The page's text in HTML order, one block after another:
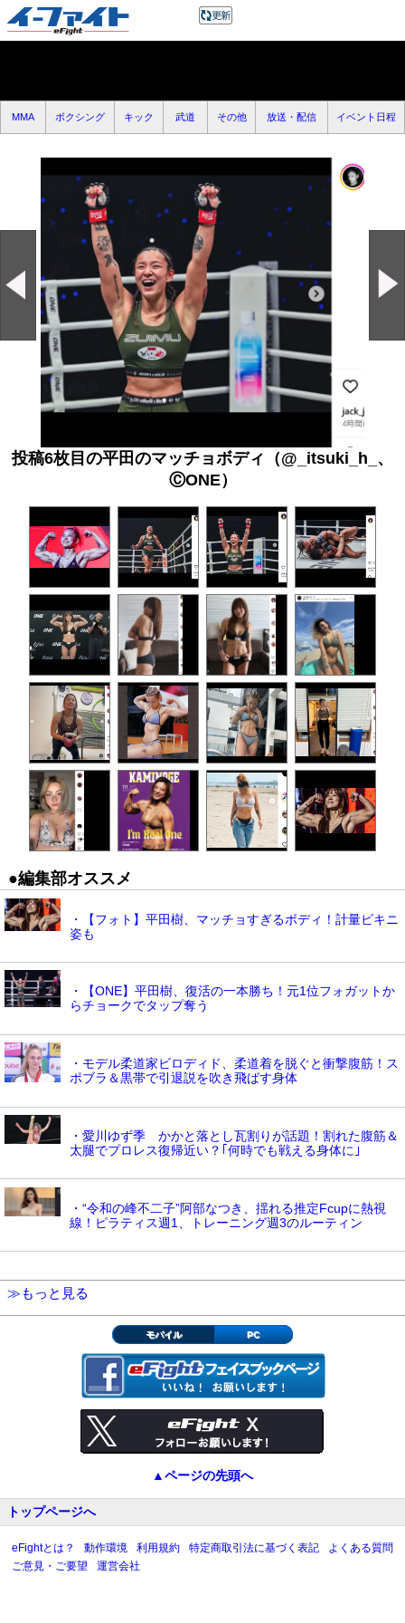
MMA ボクシング キック 武道 その他 放送・配信 イベント日程
投稿6枚目の平田のマッチョボディ（@_itsuki_h_、
ⒸONE）
●編集部オススメ
・【フォト】平田樹、マッチョすぎるボディ！計量ビキニ
姿も
・【ONE】平田樹、復活の一本勝ち！元1位フォガットか
らチョークでタップ奪う
・モデル柔道家ビロディド、柔道着を脱ぐと衝撃腹筋！ス
ポブラ＆黒帯で引退説を吹き飛ばす身体
・愛川ゆず季 かかと落とし瓦割りが話題！割れた腹筋＆
太腿でプロレス復帰近い？｢何時でも戦える身体に｣
・“令和の峰不二子”阿部なつき、揺れる推定Fcupに熱視
線！ピラティス週1、トレーニング週3のルーティン
≫もっと見る
モバイル PC
▲ページの先頭へ
トップページへ
eFightとは？ 動作環境 利用規約 特定商取引法に基づく表記
よくある質問
ご意見・ご要望
運営会社